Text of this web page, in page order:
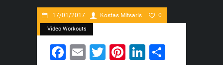
Video Workouts
17/01/2017 Kostas Mitsaris 0
Facebook
EmailTwitter
Pinterest
LinkedIn